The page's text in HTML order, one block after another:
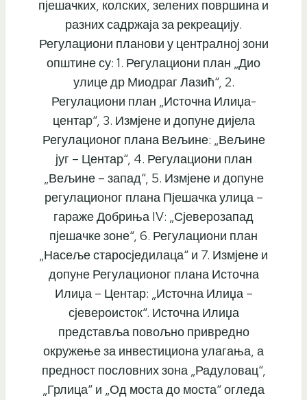
пјешачких, колских, зелених површина и
разних садржаја за рекреацију.
Регулациони планови у централној зони
општине су: 1. Регулациони план „Дио
улице др Миодраг Лазић“, 2.
Регулациони план „Источна Илиџа-
центар“, 3. Измјене и допуне дијела
Регулационог плана Вељине: „Вељине
југ – Центар“, 4. Регулациони план
„Вељине – запад“, 5. Измјене и допуне
регулационог плана Пјешачка улица –
гараже Добриња IV: „Сјеверозапад
пјешачке зоне“, 6. Регулациони план
„Насеље старосједилаца“ и 7. Измјене и
допуне Регулационог плана Источна
Илиџа – Центар: „Источна Илиџа –
сјевероисток“. Источна Илиџа
представља повољно привредно
окружење за инвестициона улагања, а
предност пословних зона „Радуловац“,
„Грлица“ и „Од моста до моста“ огледа